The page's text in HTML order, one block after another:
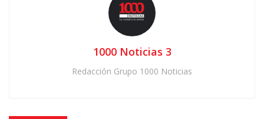
1000 Noticias 3
Redacción Grupo 1000 Noticias